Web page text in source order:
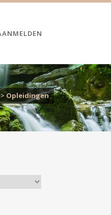
>Opleidingen